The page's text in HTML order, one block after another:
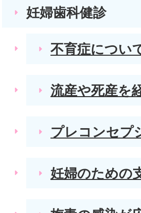
妊婦歯科健診
不育症につい
流産や死産を
プレコンセプ
妊婦のための